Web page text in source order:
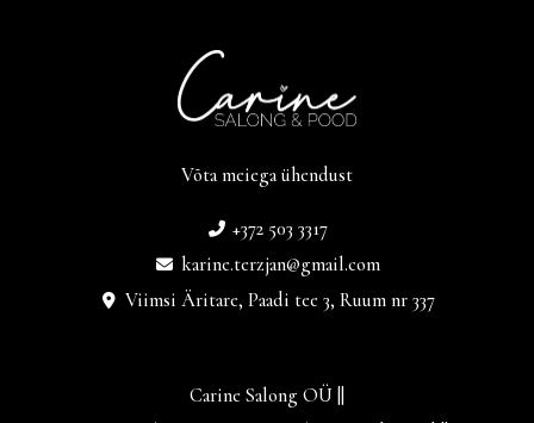
Võta meiega ühendust
+372 503 3317
karine.terzjan@gmail.com
Viimsi Äritare, Paadi tee 3, Ruum nr 337
Carine Salong OÜ ||